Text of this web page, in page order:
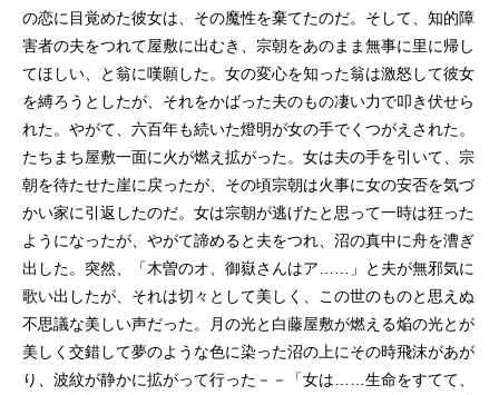
の恋に目覚めた彼女は、その魔性を棄てたのだ。そして、知的障
害者の夫をつれて屋敷に出むき、宗朝をあのまま無事に里に帰し
てほしい、と翁に嘆願した。女の変心を知った翁は激怒して彼女
を縛ろうとしたが、それをかばった夫のもの凄い力で叩き伏せら
れた。やがて、六百年も続いた燈明が女の手でくつがえされた。
たちまち屋敷一面に火が燃え拡がった。女は夫の手を引いて、宗
朝を待たせた崖に戻ったが、その頃宗朝は火事に女の安否を気づ
かい家に引返したのだ。女は宗朝が逃げたと思って一時は狂った
ようになったが、やがて諦めると夫をつれ、沼の真中に舟を漕ぎ
出した。突然、「木曽のオ、御嶽さんはア……」と夫が無邪気に
歌い出したが、それは切々として美しく、この世のものと思えぬ
不思議な美しい声だった。月の光と白藤屋敷が燃える焔の光とが
美しく交錯して夢のような色に染った沼の上にその時飛沫があが
り、波紋が静かに拡がって行った－－「女は……生命をすてて、